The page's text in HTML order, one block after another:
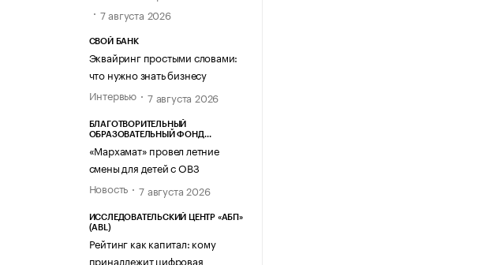
7 августа 2026
СВОЙ БАНК
Эквайринг простыми словами:
что нужно знать бизнесу
Интервью
7 августа 2026
БЛАГОТВОРИТЕЛЬНЫЙ
ОБРАЗОВАТЕЛЬНЫЙ ФОНД
«Мархамат» провел летние
смены для детей с ОВЗ
Новость
7 августа 2026
ИССЛЕДОВАТЕЛЬСКИЙ ЦЕНТР «АБП»
(ABL)
Рейтинг как капитал: кому
принадлежит цифровая